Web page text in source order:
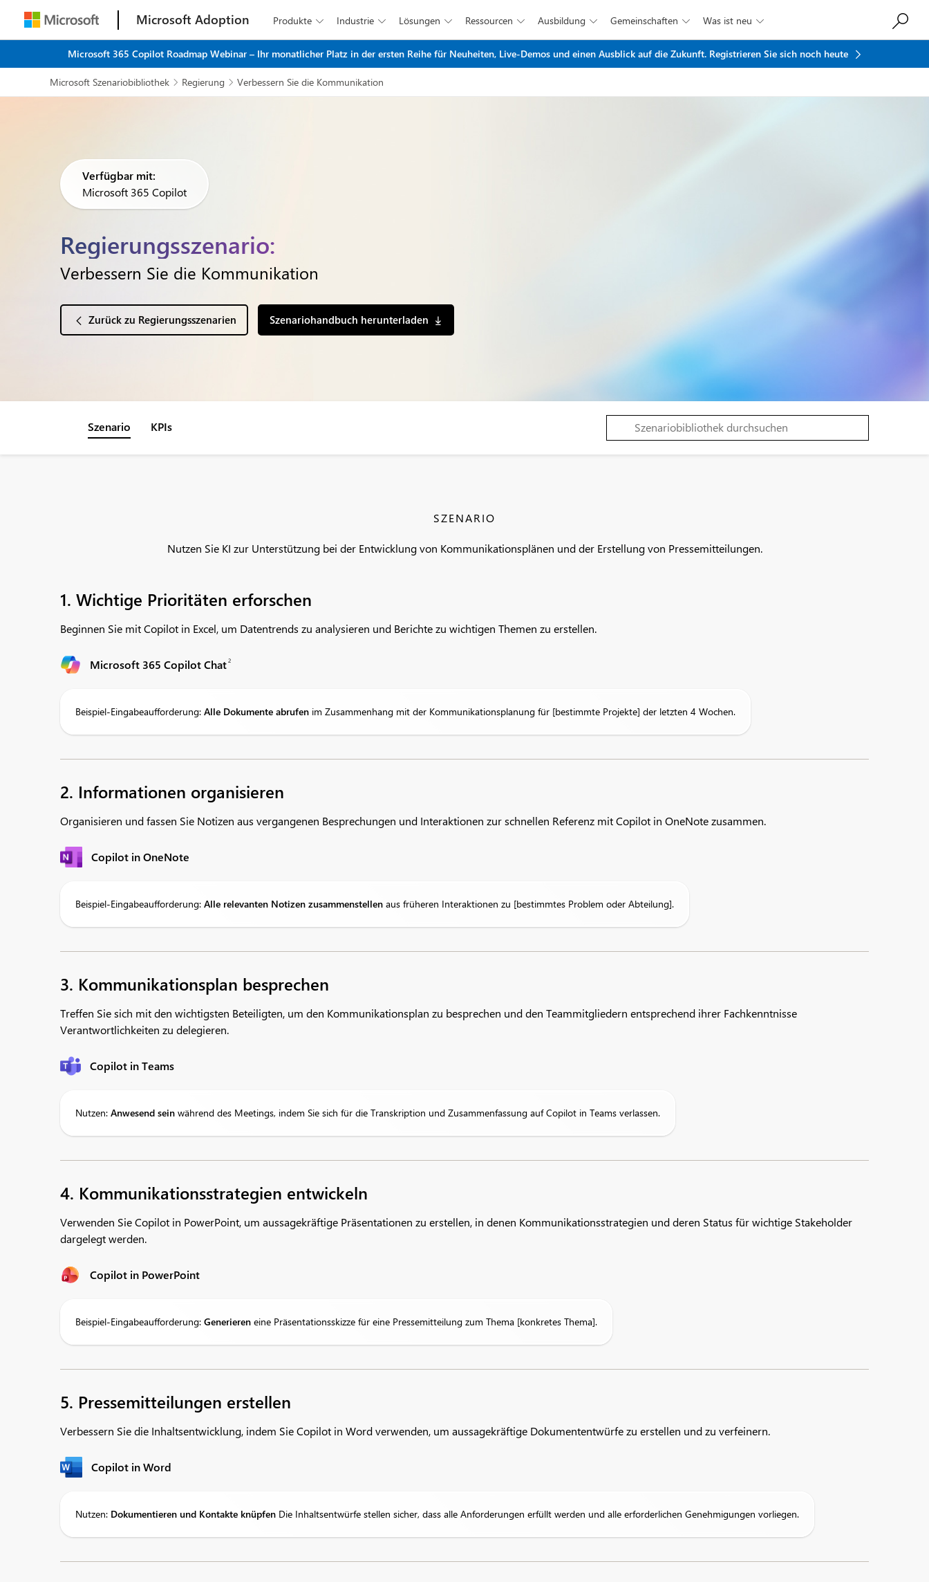
Zum Hauptinhalt springen
Microsoft Adoption Produkte  Industrie  Lösungen  Ressourcen  Ausbildung  Gemeinschaften  Was ist neu 
Microsoft 365 Copilot Roadmap Webinar – Ihr monatlicher Platz in der ersten Reihe für Neuheiten, Live-Demos und einen Ausblick auf die Zukunft. Registrieren Sie sich noch heute
Microsoft Szenariobibliothek  Regierung  Verbessern Sie die Kommunikation
Verfügbar mit:
Microsoft 365 Copilot
Regierungsszenario:
Verbessern Sie die Kommunikation
Zurück zu Regierungsszenarien Szenariohandbuch herunterladen
Szenario KPIs
SZENARIO
Nutzen Sie KI zur Unterstützung bei der Entwicklung von Kommunikationsplänen und der Erstellung von Pressemitteilungen.
1. Wichtige Prioritäten erforschen
Beginnen Sie mit Copilot in Excel, um Datentrends zu analysieren und Berichte zu wichtigen Themen zu erstellen.
Microsoft 365 Copilot Chat2
Beispiel-Eingabeaufforderung: Alle Dokumente abrufen im Zusammenhang mit der Kommunikationsplanung für [bestimmte Projekte] der letzten 4 Wochen.
2. Informationen organisieren
Organisieren und fassen Sie Notizen aus vergangenen Besprechungen und Interaktionen zur schnellen Referenz mit Copilot in OneNote zusammen.
Copilot in OneNote
Beispiel-Eingabeaufforderung: Alle relevanten Notizen zusammenstellen aus früheren Interaktionen zu [bestimmtes Problem oder Abteilung].
3. Kommunikationsplan besprechen
Treffen Sie sich mit den wichtigsten Beteiligten, um den Kommunikationsplan zu besprechen und den Teammitgliedern entsprechend ihrer Fachkenntnisse
Verantwortlichkeiten zu delegieren.
Copilot in Teams
Nutzen: Anwesend sein während des Meetings, indem Sie sich für die Transkription und Zusammenfassung auf Copilot in Teams verlassen.
4. Kommunikationsstrategien entwickeln
Verwenden Sie Copilot in PowerPoint, um aussagekräftige Präsentationen zu erstellen, in denen Kommunikationsstrategien und deren Status für wichtige Stakeholder
dargelegt werden.
Copilot in PowerPoint
Beispiel-Eingabeaufforderung: Generieren eine Präsentationsskizze für eine Pressemitteilung zum Thema [konkretes Thema].
5. Pressemitteilungen erstellen
Verbessern Sie die Inhaltsentwicklung, indem Sie Copilot in Word verwenden, um aussagekräftige Dokumententwürfe zu erstellen und zu verfeinern.
Copilot in Word
Nutzen: Dokumentieren und Kontakte knüpfen Die Inhaltsentwürfe stellen sicher, dass alle Anforderungen erfüllt werden und alle erforderlichen Genehmigungen vorliegen.